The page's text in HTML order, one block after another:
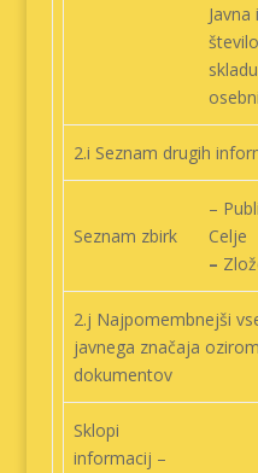
2.i Seznam drugih
Seznam zbirk
–
Celje
–
2.j Najpomembnejši
javnega značaja
dokumentov
Sklopi
informacij –